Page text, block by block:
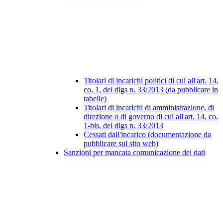
Titolari di incarichi politici di cui all'art. 14,
co. 1, del dlgs n. 33/2013 (da pubblicare in
tabelle)
Titolari di incarichi di amministrazione, di
direzione o di governo di cui all'art. 14, co.
1-bis, del dlgs n. 33/2013
Cessati dall'incarico (documentazione da
pubblicare sul sito web)
Sanzioni per mancata comunicazione dei dati